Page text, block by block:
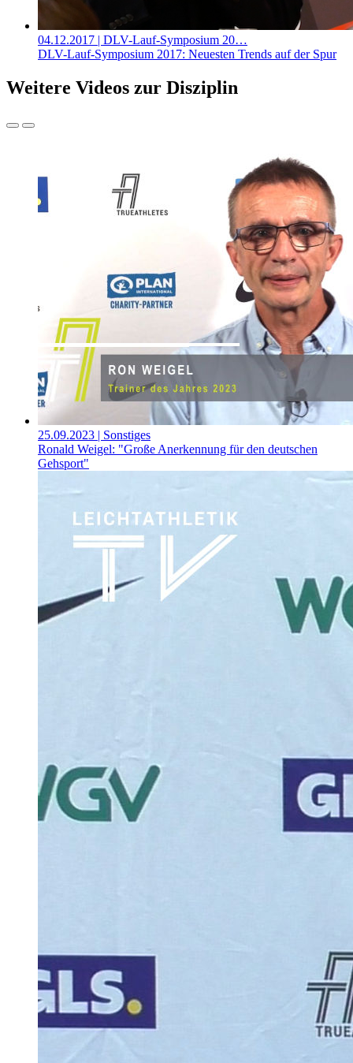
04.12.2017 | DLV-Lauf-Symposium 20…
DLV-Lauf-Symposium 2017: Neuesten Trends auf der Spur
Weitere Videos zur Disziplin
25.09.2023 | Sonstiges
Ronald Weigel: "Große Anerkennung für den deutschen
Gehsport"